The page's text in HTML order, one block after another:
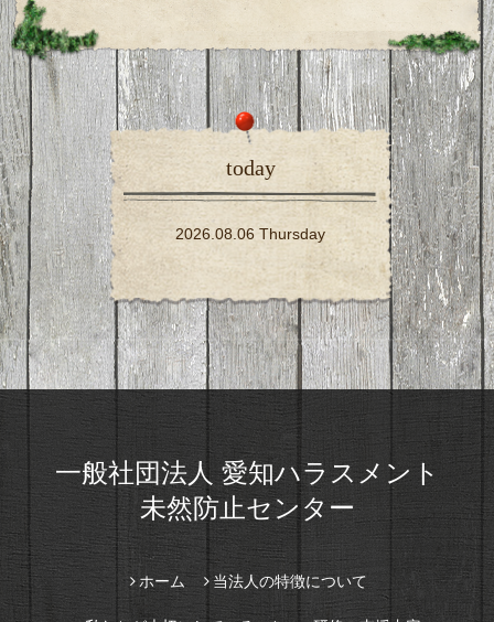
today
2026.08.06 Thursday
一般社団法人 愛知ハラスメント
未然防止センター
ホーム 当法人の特徴について